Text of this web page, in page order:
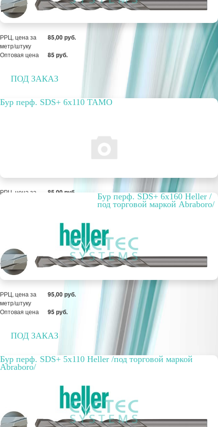
РРЦ, цена за
метр/штуку
85,00 руб.
Оптовая цена 85 руб.
ПОД ЗАКАЗ
Бур перф. SDS+ 6х110 TAMO
РРЦ, цена за
85,00 руб.
Бур перф. SDS+ 6х160 Heller /
под торговой маркой Abraboro/
РРЦ, цена за
метр/штуку
95,00 руб.
Оптовая цена 95 руб.
ПОД ЗАКАЗ
Бур перф. SDS+ 5x110 Heller /под торговой маркой
Abraboro/